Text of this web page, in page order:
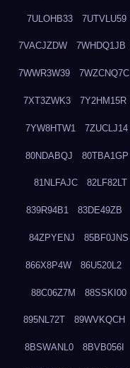
7ULOHB33 7UTVLU59
7VACJZDW 7WHDQ1JB
7WWR3W39 7WZCNQ7C
7XT3ZWK3 7Y2HM15R
7YW8HTW1 7ZUCLJ14
80NDABQJ 80TBA1GP
81NLFAJC 82LF82LT
839R94B1 83DE49ZB
84ZPYENJ 85BF0JNS
866X8P4W 86U520L2
88C06Z7M 88SSKI00
895NL72T 89WVKQCH
8BSWANL0 8BVB056I